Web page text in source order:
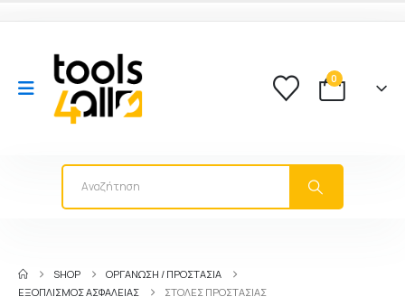
0
SHOP
ΟΡΓΑΝΩΣΗ / ΠΡΟΣΤΑΣΙΑ
ΕΞΟΠΛΙΣΜΌΣ ΑΣΦΑΛΕΊΑΣ
ΣΤΟΛΈΣ ΠΡΟΣΤΑΣΊΑΣ